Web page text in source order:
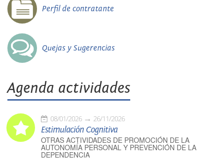
Perfil de contratante
Quejas y Sugerencias
Agenda actividades
08/01/2026 26/11/2026
Estimulación Cognitiva
OTRAS ACTIVIDADES DE PROMOCIÓN DE LA
AUTONOMÍA PERSONAL Y PREVENCIÓN DE LA
DEPENDENCIA